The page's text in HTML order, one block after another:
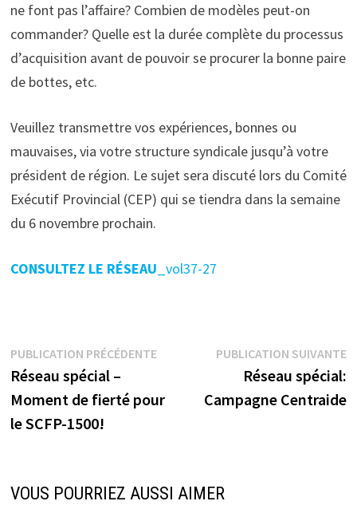
ne font pas l’affaire? Combien de modèles peut-on
commander? Quelle est la durée complète du processus
d’acquisition avant de pouvoir se procurer la bonne paire
de bottes, etc.
Veuillez transmettre vos expériences, bonnes ou
mauvaises, via votre structure syndicale jusqu’à votre
président de région. Le sujet sera discuté lors du Comité
Exécutif Provincial (CEP) qui se tiendra dans la semaine
du 6 novembre prochain.
CONSULTEZ LE RÉSEAU _vol37-27
Navigation
de
l’article
PUBLICATION PRÉCÉDENTEPublication
Réseau spécial –
Moment de fierté pour
le SCFP-1500!
PUBLICATION SUIVANTE
Réseau spécial:
Campagne Centraide
VOUS POURRIEZ AUSSI AIMER